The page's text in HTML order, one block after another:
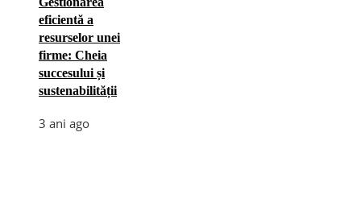
eficientă a
resurselor unei
firme: Cheia
succesului și
sustenabilității
3 ani ago